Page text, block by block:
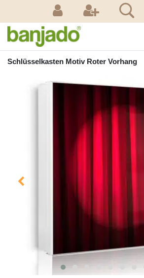
Schlüsselkasten Motiv Roter Vorhang